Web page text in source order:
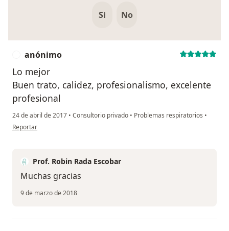
Si No
anónimo
Lo mejor
Buen trato, calidez, profesionalismo, excelente
profesional
24 de abril de 2017 • Consultorio privado • Problemas respiratorios •
en opinión del usuario anónimo
Reportar
Prof. Robin Rada Escobar
Muchas gracias
9 de marzo de 2018